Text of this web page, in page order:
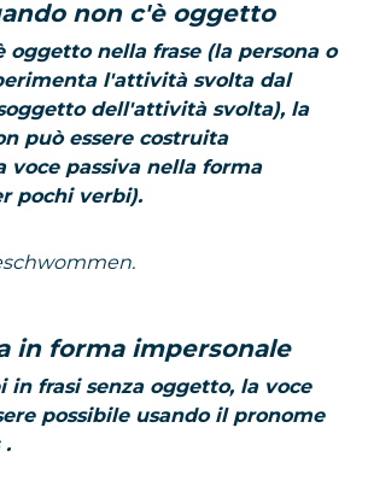
non c'è oggetto
oggetto nella frase (la persona o
l'attività svolta dal
dell'attività svolta), la
può essere costruita
voce passiva nella forma
pochi verbi).
in forma impersonale
in frasi senza oggetto, la voce
possibile usando il pronome
.